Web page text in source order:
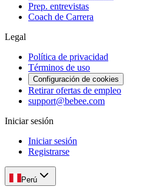
Prep. entrevistas
Coach de Carrera
Legal
Política de privacidad
Términos de uso
Configuración de cookies
Retirar ofertas de empleo
support@bebee.com
Iniciar sesión
Iniciar sesión
Registrarse
Perú